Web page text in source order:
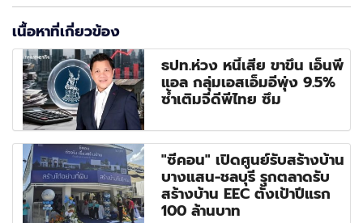
เนื้อหาที่เกี่ยวข้อง
ธปท.ห่วง หนี้เสีย ขาขึ้น เอ็นพี
แอล กลุ่มเอสเอ็มอีพุ่ง 9.5%
ซ้ำเติมจีดีพีไทย ซึม
"ซีคอน" เปิดศูนย์รับสร้างบ้าน
บางแสน-ชลบุรี รุกตลาดรับ
สร้างบ้าน EEC ตั้งเป้าปีแรก
100 ล้านบาท